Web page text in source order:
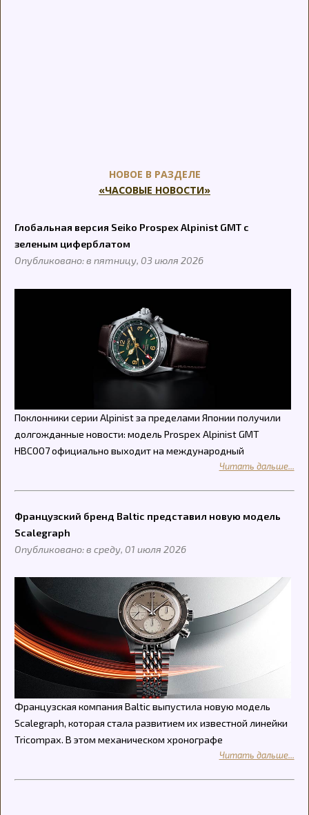
НОВОЕ В РАЗДЕЛЕ
«ЧАСОВЫЕ НОВОСТИ»
Глобальная версия Seiko Prospex Alpinist GMT с
зеленым циферблатом
Опубликовано: в пятницу, 03 июля 2026
Поклонники серии Alpinist за пределами Японии получили
долгожданные новости: модель Prospex Alpinist GMT
HBC007 официально выходит на международный
Читать дальше...
Французский бренд Baltic представил новую модель
Scalegraph
Опубликовано: в среду, 01 июля 2026
Французская компания Baltic выпустила новую модель
Scalegraph, которая стала развитием их известной линейки
Tricompax. В этом механическом хронографе
Читать дальше...